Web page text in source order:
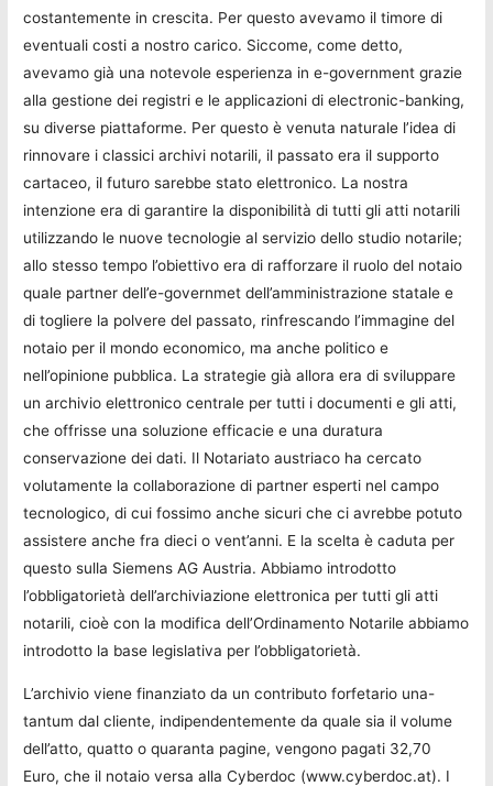
costantemente in crescita. Per questo avevamo il timore di
eventuali costi a nostro carico. Siccome, come detto,
avevamo già una notevole esperienza in e-government grazie
alla gestione dei registri e le applicazioni di electronic-banking,
su diverse piattaforme. Per questo è venuta naturale l’idea di
rinnovare i classici archivi notarili, il passato era il supporto
cartaceo, il futuro sarebbe stato elettronico. La nostra
intenzione era di garantire la disponibilità di tutti gli atti notarili
utilizzando le nuove tecnologie al servizio dello studio notarile;
allo stesso tempo l’obiettivo era di rafforzare il ruolo del notaio
quale partner dell’e-governmet dell’amministrazione statale e
di togliere la polvere del passato, rinfrescando l’immagine del
notaio per il mondo economico, ma anche politico e
nell’opinione pubblica. La strategie già allora era di sviluppare
un archivio elettronico centrale per tutti i documenti e gli atti,
che offrisse una soluzione efficacie e una duratura
conservazione dei dati. Il Notariato austriaco ha cercato
volutamente la collaborazione di partner esperti nel campo
tecnologico, di cui fossimo anche sicuri che ci avrebbe potuto
assistere anche fra dieci o vent’anni. E la scelta è caduta per
questo sulla Siemens AG Austria. Abbiamo introdotto
l’obbligatorietà dell’archiviazione elettronica per tutti gli atti
notarili, cioè con la modifica dell’Ordinamento Notarile abbiamo
introdotto la base legislativa per l’obbligatorietà.
L’archivio viene finanziato da un contributo forfetario una-
tantum dal cliente, indipendentemente da quale sia il volume
dell’atto, quatto o quaranta pagine, vengono pagati 32,70
Euro, che il notaio versa alla Cyberdoc (www.cyberdoc.at). I